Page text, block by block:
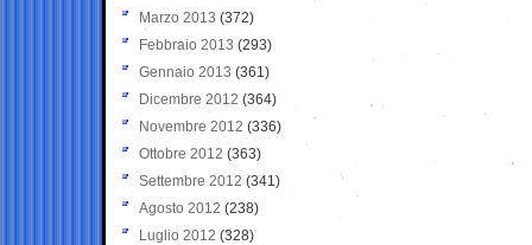
Marzo 2013 (372)
Febbraio 2013 (293)
Gennaio 2013 (361)
Dicembre 2012 (364)
Novembre 2012 (336)
Ottobre 2012 (363)
Settembre 2012 (341)
Agosto 2012 (238)
Luglio 2012 (328)